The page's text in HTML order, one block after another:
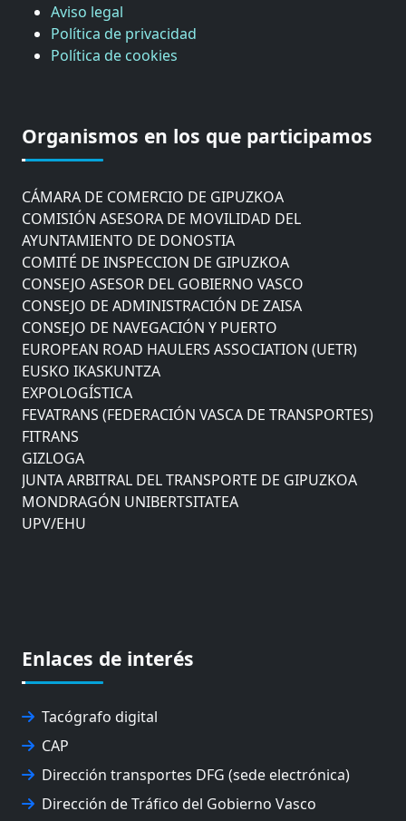
Aviso legal
Política de privacidad
Política de cookies
Organismos en los que participamos
CÁMARA DE COMERCIO DE GIPUZKOA
COMISIÓN ASESORA DE MOVILIDAD DEL
AYUNTAMIENTO DE DONOSTIA
COMITÉ DE INSPECCION DE GIPUZKOA
CONSEJO ASESOR DEL GOBIERNO VASCO
CONSEJO DE ADMINISTRACIÓN DE ZAISA
CONSEJO DE NAVEGACIÓN Y PUERTO
EUROPEAN ROAD HAULERS ASSOCIATION (UETR)
EUSKO IKASKUNTZA
EXPOLOGÍSTICA
FEVATRANS (FEDERACIÓN VASCA DE TRANSPORTES)
FITRANS
GIZLOGA
JUNTA ARBITRAL DEL TRANSPORTE DE GIPUZKOA
MONDRAGÓN UNIBERTSITATEA
UPV/EHU
CÁMARA DE COMERCIO DE GIPUZKOA
CONSEJO DE NAVEGACIÓN Y PUERTO
EUROPEAN ROAD HAULERS ASSOCIATION (UETR)
EUSKO IKASKUNTZA
EXPOLOGÍSTICA
FEVATRANS (FEDERACIÓN VASCA DE TRANSPORTES)
FITRANS
JUNTA ARBITRAL DEL TRANSPORTE DE GIPUZKOA
Enlaces de interés
Tacógrafo digital
CAP
Dirección transportes DFG (sede electrónica)
Dirección de Tráfico del Gobierno Vasco